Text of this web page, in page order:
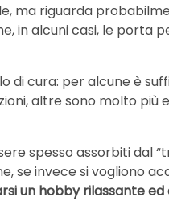
ma riguarda
in alcuni casi, le porta
di cura: per alcune è
altre sono molto più
spesso assorbiti dal
se invece si vogliono
un hobby rilassante